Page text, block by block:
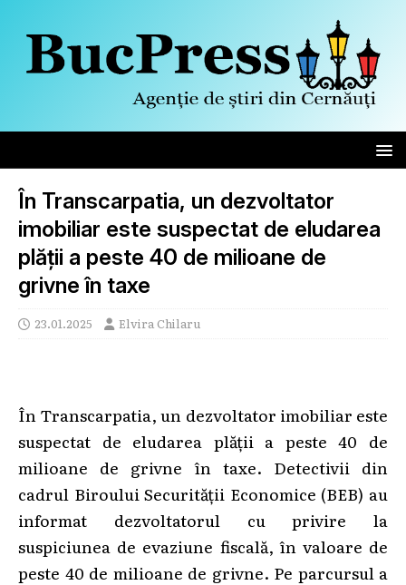
În Transcarpatia, un dezvoltator
imobiliar este suspectat de eludarea
plății a peste 40 de milioane de
grivne în taxe
23.01.2025 Elvira Chilaru
În Transcarpatia, un dezvoltator imobiliar este
suspectat de eludarea plății a peste 40 de
milioane de grivne în taxe. Detectivii din
cadrul Biroului Securității Economice (BEB) au
informat dezvoltatorul cu privire la
suspiciunea de evaziune fiscală, în valoare de
peste 40 de milioane de grivne. Pe parcursul a